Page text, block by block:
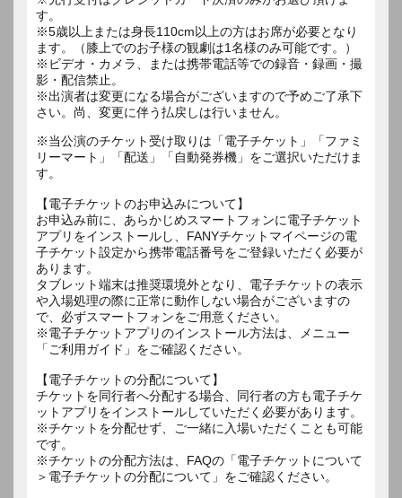
す。
※5歳以上または身長110cm以上の方はお席が必要となり
ます。（膝上でのお子様の観劇は1名様のみ可能です。）
※ビデオ・カメラ、または携帯電話等での録音・録画・撮
影・配信禁止。
※出演者は変更になる場合がございますので予めご了承下
さい。尚、変更に伴う払戻しは行いません。
※当公演のチケット受け取りは「電子チケット」「ファミ
リーマート」「配送」「自動発券機」をご選択いただけま
す。
【電子チケットのお申込みについて】
お申込み前に、あらかじめスマートフォンに電子チケット
アプリをインストールし、FANYチケットマイページの電
子チケット設定から携帯電話番号をご登録いただく必要が
あります。
タブレット端末は推奨環境外となり、電子チケットの表示
や入場処理の際に正常に動作しない場合がございますの
で、必ずスマートフォンをご用意ください。
※電子チケットアプリのインストール方法は、メニュー
「ご利用ガイド」をご確認ください。
【電子チケットの分配について】
チケットを同行者へ分配する場合、同行者の方も電子チケ
ットアプリをインストールしていただく必要があります。
※チケットを分配せず、ご一緒に入場いただくことも可能
です。
※チケットの分配方法は、FAQの「電子チケットについて
＞電子チケットの分配について」をご確認ください。